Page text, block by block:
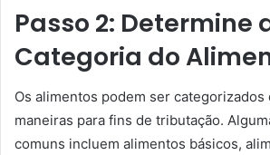
Passo 2: Determine
Categoria do
Os alimentos podem ser
maneiras para fins de tributação.
comuns incluem alimentos básicos,